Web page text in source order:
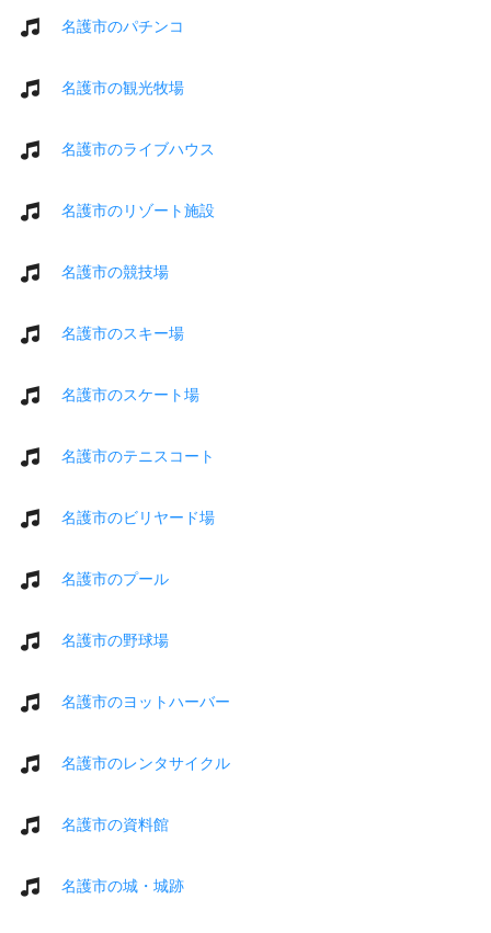
名護市のパチンコ
名護市の観光牧場
名護市のライブハウス
名護市のリゾート施設
名護市の競技場
名護市のスキー場
名護市のスケート場
名護市のテニスコート
名護市のビリヤード場
名護市のプール
名護市の野球場
名護市のヨットハーバー
名護市のレンタサイクル
名護市の資料館
名護市の城・城跡